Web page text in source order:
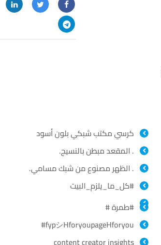
كرسي مكتب شبكي بلون أسود
. المقعد مبطن بالنسيج.
. الظهر مصنوع من شبك مسامي.
#كل_ما_يلزم_البيت
#طمرة #
fypシHforyoupageHforyou#
content creator insights